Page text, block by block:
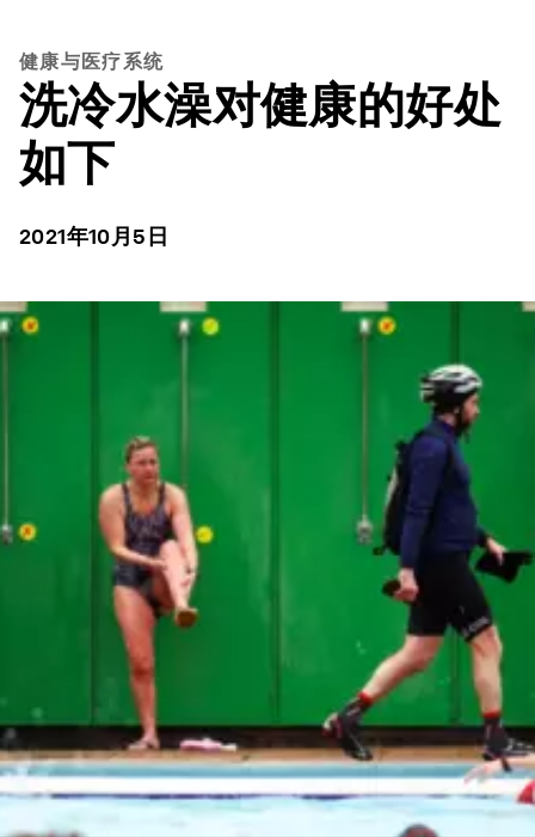
健康与医疗系统
洗冷水澡对健康的好处
如下
2021年10月5日